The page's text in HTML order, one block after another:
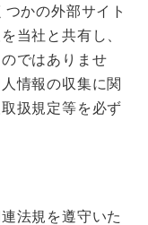
かの外部サイト
当社と共有し、
ではありませ
情報の収集に関
扱規定等を必ず
法規を遵守いた